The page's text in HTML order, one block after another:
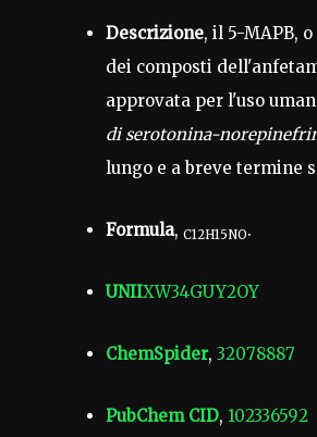
Descrizione, il 5-MAPB,
dei composti
approvata per l'uso
di serotonina-
lungo e a breve termine
Formula, C12H15NO.
UNIIXW34GUY2OY
ChemSpider, 32078887
PubChem CID, 102336592